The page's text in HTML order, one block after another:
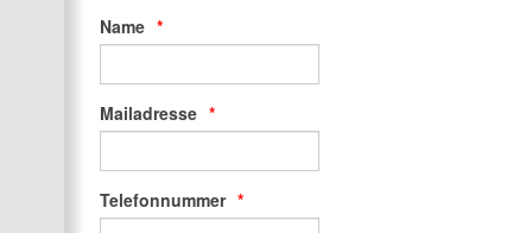
Name
Mailadresse
Telefonnummer